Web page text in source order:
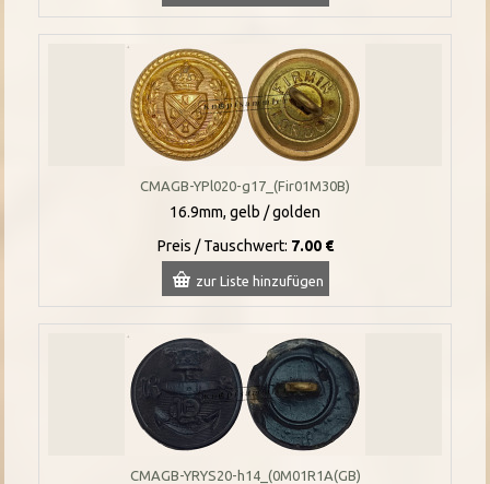
CMAGB-YPl020-g17_(Fir01M30B)
16.9mm, gelb / golden
Preis / Tauschwert: 7.00 €
zur Liste hinzufügen
CMAGB-YRYS20-h14_(0M01R1A(GB)